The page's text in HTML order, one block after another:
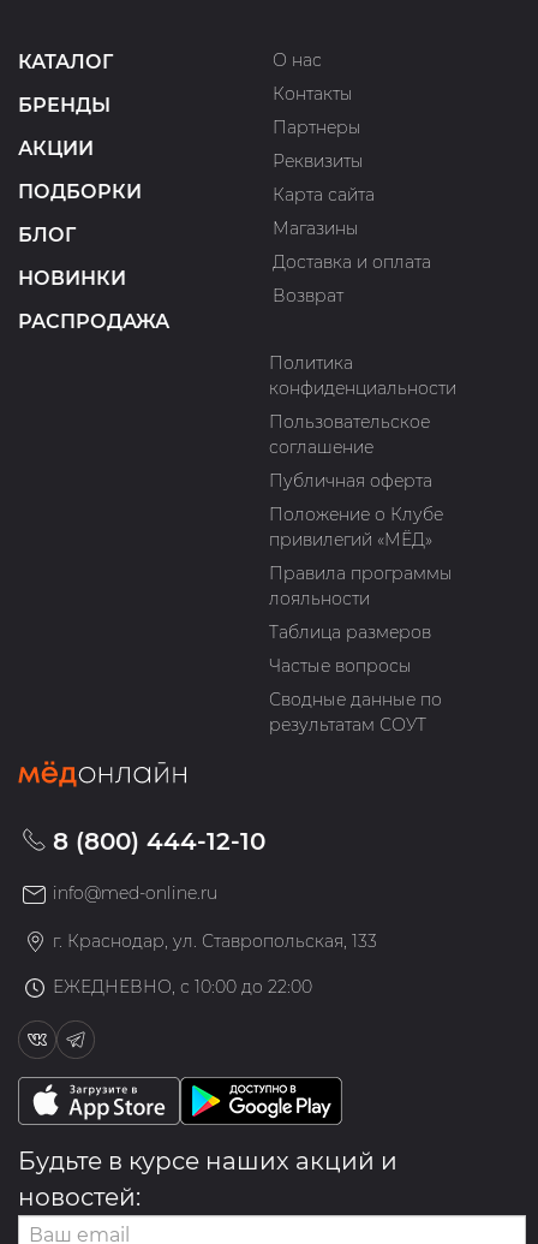
КАТАЛОГ
БРЕНДЫ
АКЦИИ
ПОДБОРКИ
БЛОГ
НОВИНКИ
РАСПРОДАЖА
О нас
Контакты
Партнеры
Реквизиты
Карта сайта
Магазины
Доставка и оплата
Возврат
Политика
конфиденциальности
Пользовательское
соглашение
Публичная оферта
Положение о Клубе
привилегий «МЁД»
Правила программы
лояльности
Таблица размеров
Частые вопросы
Сводные данные по
результатам СОУТ
8 (800) 444-12-10
info@med-online.ru
г. Краснодар, ул. Ставропольская, 133
ЕЖЕДНЕВНО, с 10:00 до 22:00
Будьте в курсе наших акций и
новостей: